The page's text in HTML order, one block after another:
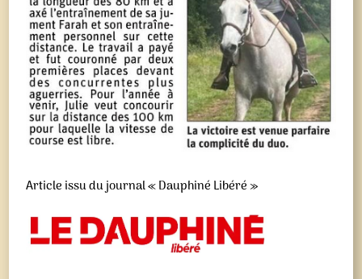
Article issu du journal « Dauphiné Libéré »